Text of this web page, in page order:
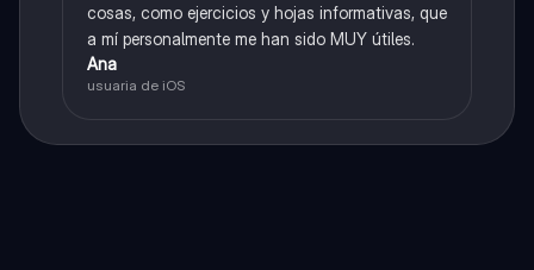
cosas, como ejercicios y hojas informativas, que
a mí personalmente me han sido MUY útiles.
Ana
usuaria de iOS